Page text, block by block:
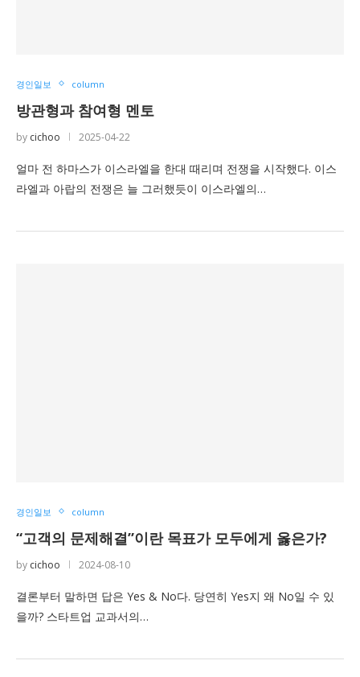
경인일보 column
방관형과 참여형 멘토
by cichoo 2025-04-22
얼마 전 하마스가 이스라엘을 한대 때리며 전쟁을 시작했다. 이스
라엘과 아랍의 전쟁은 늘 그러했듯이 이스라엘의…
경인일보 column
“고객의 문제해결”이란 목표가 모두에게 옳은가?
by cichoo 2024-08-10
결론부터 말하면 답은 Yes & No다. 당연히 Yes지 왜 No일 수 있
을까? 스타트업 교과서의…